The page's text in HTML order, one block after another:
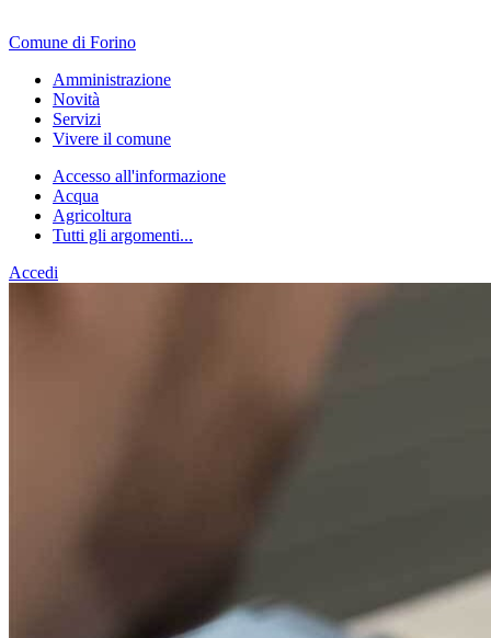
Comune di Forino
Amministrazione
Novità
Servizi
Vivere il comune
Accesso all'informazione
Acqua
Agricoltura
Tutti gli argomenti...
Accedi